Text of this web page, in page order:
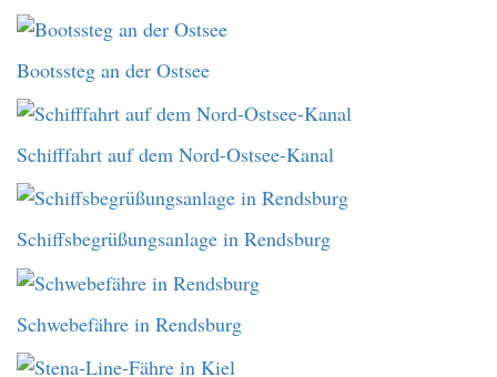
Bootssteg an der Ostsee
Schifffahrt auf dem Nord-Ostsee-Kanal
Schiffsbegrüßungsanlage in Rendsburg
Schwebefähre in Rendsburg